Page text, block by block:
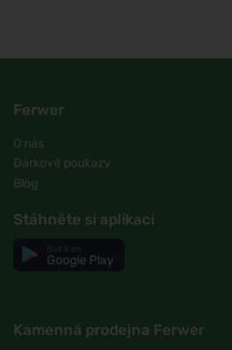
Ferwer
O nás
Dárkové poukazy
Blog
Stáhněte si aplikaci
Google Play
Kamenná prodejna Ferwer